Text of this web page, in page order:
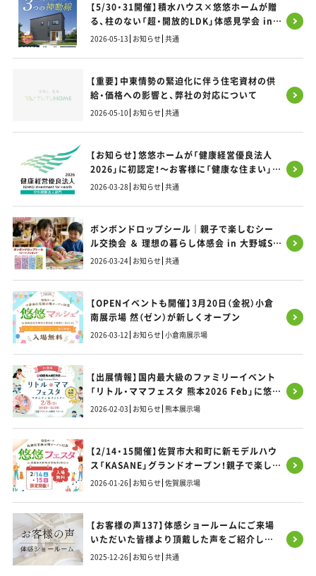
【5/30・31開催】積水ハウス×悠悠ホームが贈
る、柱のない「超・開放的LDK」体感見学会 in
福岡市東区
2026-05-13 お知らせ 共通
【重要】中東情勢の緊迫化に伴う住宅資材の供
給・価格への影響と、弊社の対応について
2026-05-10 お知らせ 共通
【お知らせ】悠悠ホームが「健康経営優良法人
2026」に初認定！～お客様に「健康な住まい」を
お届けするため、まずは社員の健康から～
2026-03-28 お知らせ 共通
ボンボンドロップシール｜親子で楽しむシー
ル交換会 ＆ 理想の暮らし体感会 in 大野城SI
モデルハウス
2026-03-24 お知らせ 共通
【OPENイベントも開催】3月20日（金祝）小倉
南展示場 然（ゼン）が新しくオープン
2026-03-12 お知らせ 小倉南展示場
【出展情報】国内最大級のファミリーイベント
「リトル・ママフェスタ 熊本2026 Feb」に悠悠
ホームが出展いたします！
2026-02-03 お知らせ 熊本展示場
【2/14・15開催】佐賀市大和町に新モデルハウ
ス「KASANE」グランドオープン！親子で楽しめ
る記念フェスタへ遊びに来ませんか？
2026-01-26 お知らせ 佐賀展示場
【お客様の声137】体感ショールームにご来場
いただいた皆様より頂戴した声をご紹介しま
す！
2025-12-26 お知らせ 共通